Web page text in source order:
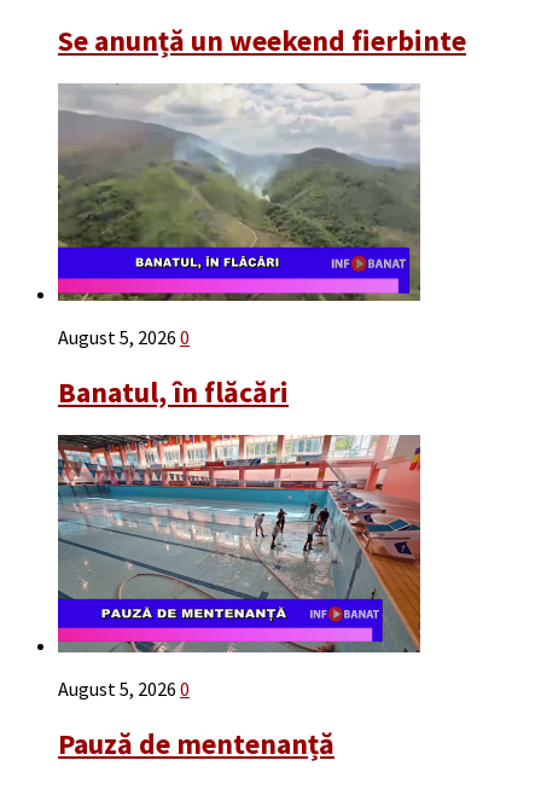
Se anunță un weekend fierbinte
August 5, 2026 0
Banatul, în flăcări
August 5, 2026 0
Pauză de mentenanță